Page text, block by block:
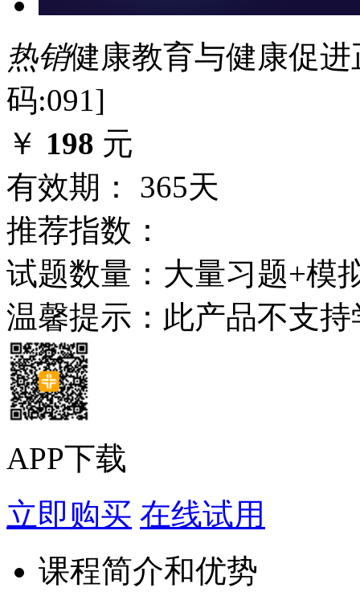
热销健康教育与健康促
码:091]
￥ 198 元
有效期： 365天
推荐指数：
试题数量：大量习题+模
温馨提示：此产品不支
APP下载
立即购买 在线试用
课程简介和优势